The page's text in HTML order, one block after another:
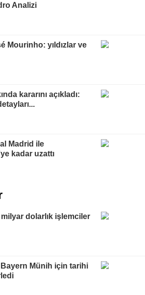
Analizi
Mourinho: yıldızlar ve
kararını açıkladı:
Madrid ile
kadar uzattı
dolarlık işlemciler
Münih için tarihi